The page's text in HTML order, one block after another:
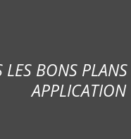
LES BONS
APPLICATION